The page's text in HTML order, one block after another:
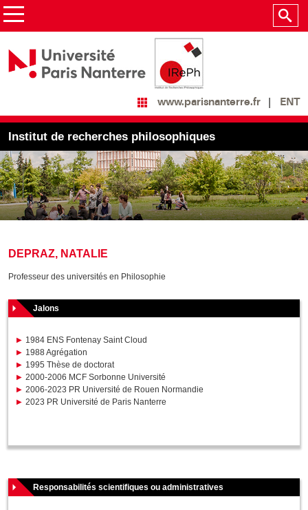
www.parisnanterre.fr ENT
Institut de recherches philosophiques
DEPRAZ, NATALIE
Professeur des universités en Philosophie
Jalons
1984 ENS Fontenay Saint Cloud
1988 Agrégation
1995 Thèse de doctorat
2000-2006 MCF Sorbonne Université
2006-2023 PR Université de Rouen Normandie
2023 PR Université de Paris Nanterre
Responsabilités scientifiques ou administratives